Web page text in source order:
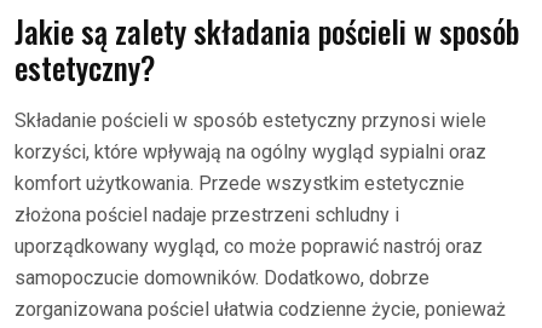
Jakie są zalety składania pościeli w sposób
estetyczny?
Składanie pościeli w sposób estetyczny przynosi wiele
korzyści, które wpływają na ogólny wygląd sypialni oraz
komfort użytkowania. Przede wszystkim estetycznie
złożona pościel nadaje przestrzeni schludny i
uporządkowany wygląd, co może poprawić nastrój oraz
samopoczucie domowników. Dodatkowo, dobrze
zorganizowana pościel ułatwia codzienne życie, ponieważ